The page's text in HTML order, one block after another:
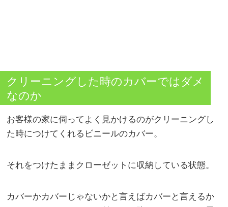
クリーニングした時のカバーではダメ
なのか
お客様の家に伺ってよく見かけるのがクリーニングし
た時につけてくれるビニールのカバー。
それをつけたままクローゼットに収納している状態。
カバーかカバーじゃないかと言えばカバーと言えるか